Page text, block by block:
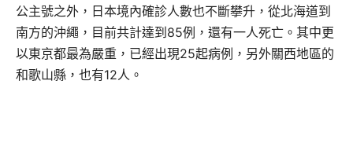
公主號之外，日本境內確診人數也不斷攀升，從北海道到
南方的沖繩，目前共計達到85例，還有一人死亡。其中更
以東京都最為嚴重，已經出現25起病例，另外關西地區的
和歌山縣，也有12人。